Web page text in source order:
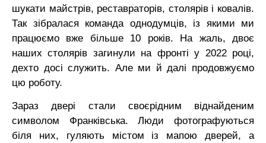
шукати майстрів, реставраторів, столярів і ковалів.
Так зібралася команда однодумців, із якими ми
працюємо вже більше 10 років. На жаль, двоє
наших столярів загинули на фронті у 2022 році,
дехто досі служить. Але ми й далі продовжуємо
цю роботу.
Зараз двері стали своєрідним віднайденим
символом Франківська. Люди фотографуються
біля них, гуляють містом із мапою дверей, а